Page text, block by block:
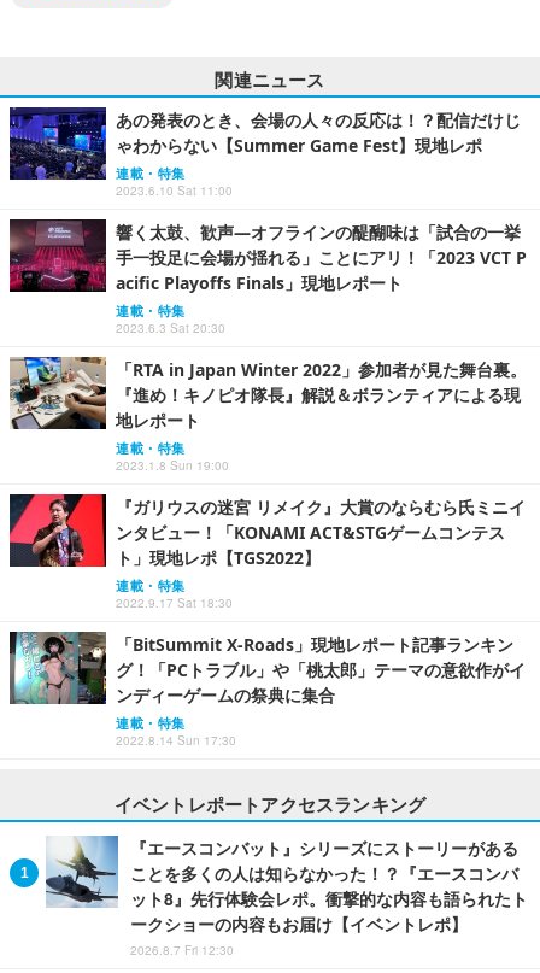
関連ニュース
あの発表のとき、会場の人々の反応は！？配信だけじ
ゃわからない【Summer Game Fest】現地レポ
連載・特集
2023.6.10 Sat 11:00
響く太鼓、歓声―オフラインの醍醐味は「試合の一挙
手一投足に会場が揺れる」ことにアリ！「2023 VCT P
acific Playoffs Finals」現地レポート
連載・特集
2023.6.3 Sat 20:30
「RTA in Japan Winter 2022」参加者が見た舞台裏。
『進め！キノピオ隊長』解説＆ボランティアによる現
地レポート
連載・特集
2023.1.8 Sun 19:00
『ガリウスの迷宮 リメイク』大賞のならむら氏ミニイ
ンタビュー！「KONAMI ACT&STGゲームコンテス
ト」現地レポ【TGS2022】
連載・特集
2022.9.17 Sat 18:30
「BitSummit X-Roads」現地レポート記事ランキン
グ！「PCトラブル」や「桃太郎」テーマの意欲作がイ
ンディーゲームの祭典に集合
連載・特集
2022.8.14 Sun 17:30
イベントレポートアクセスランキング
『エースコンバット』シリーズにストーリーがある
ことを多くの人は知らなかった！？『エースコンバ
ット8』先行体験会レポ。衝撃的な内容も語られたト
ークショーの内容もお届け【イベントレポ】
2026.8.7 Fri 12:30